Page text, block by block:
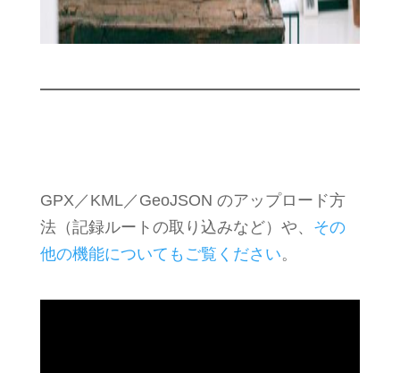
GPX／KML／GeoJSON のアップロード方
法（記録ルートの取り込みなど）や、 その
他の機能についてもご覧ください。